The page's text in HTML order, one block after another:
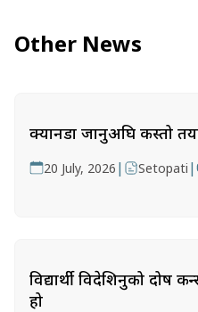
Other News
क्यानडा जानुअघि कस्तो
20 July, 2026 | Setopati |
विद्यार्थी विदेशिनुको दोष
हो